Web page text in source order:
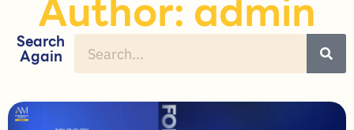
Search
Again